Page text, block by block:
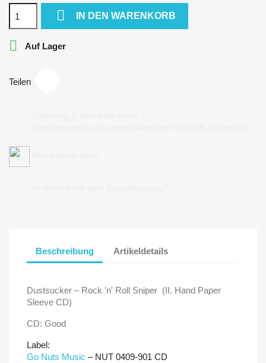
 IN DEN WARENKORB
 Auf Lager
Teilen
Beschreibung Artikeldetails
Dustsucker ‎– Rock 'n' Roll Sniper (II. Hand Paper
Sleeve CD)
CD: Good
Label:
Go Nuts Music ‎– NUT 0409-901 CD